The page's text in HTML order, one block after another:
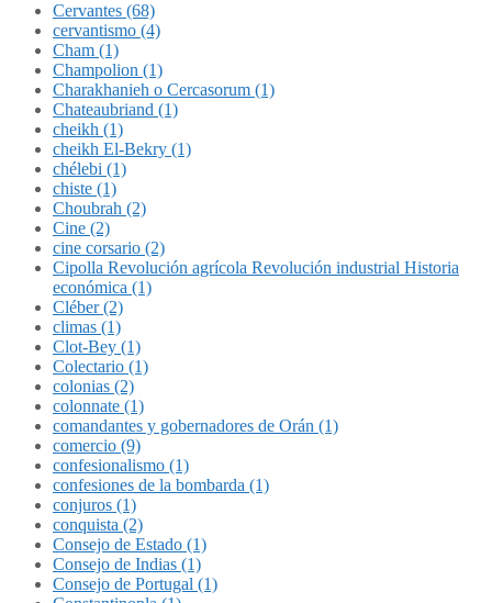
Cervantes (68)
cervantismo (4)
Cham (1)
Champolion (1)
Charakhanieh o Cercasorum (1)
Chateaubriand (1)
cheikh (1)
cheikh El-Bekry (1)
chélebi (1)
chiste (1)
Choubrah (2)
Cine (2)
cine corsario (2)
Cipolla Revolución agrícola Revolución industrial Historia
económica (1)
Cléber (2)
climas (1)
Clot-Bey (1)
Colectario (1)
colonias (2)
colonnate (1)
comandantes y gobernadores de Orán (1)
comercio (9)
confesionalismo (1)
confesiones de la bombarda (1)
conjuros (1)
conquista (2)
Consejo de Estado (1)
Consejo de Indias (1)
Consejo de Portugal (1)